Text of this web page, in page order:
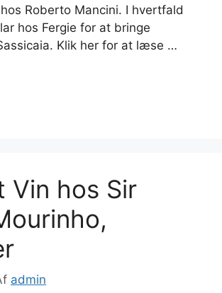
Roberto Mancini. I hvertfald
hos Fergie for at bringe
Klik her for at læse …
Vin hos Sir
admin